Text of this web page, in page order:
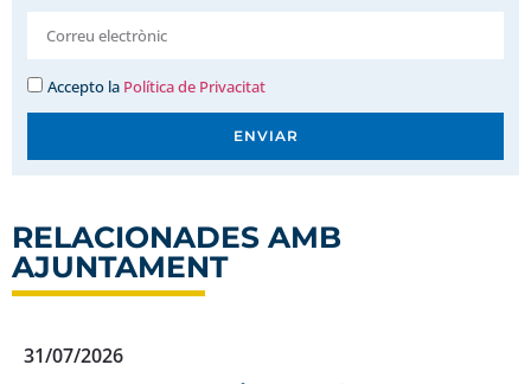
Accepto la Política de Privacitat
ENVIAR
RELACIONADES AMB
AJUNTAMENT
31/07/2026